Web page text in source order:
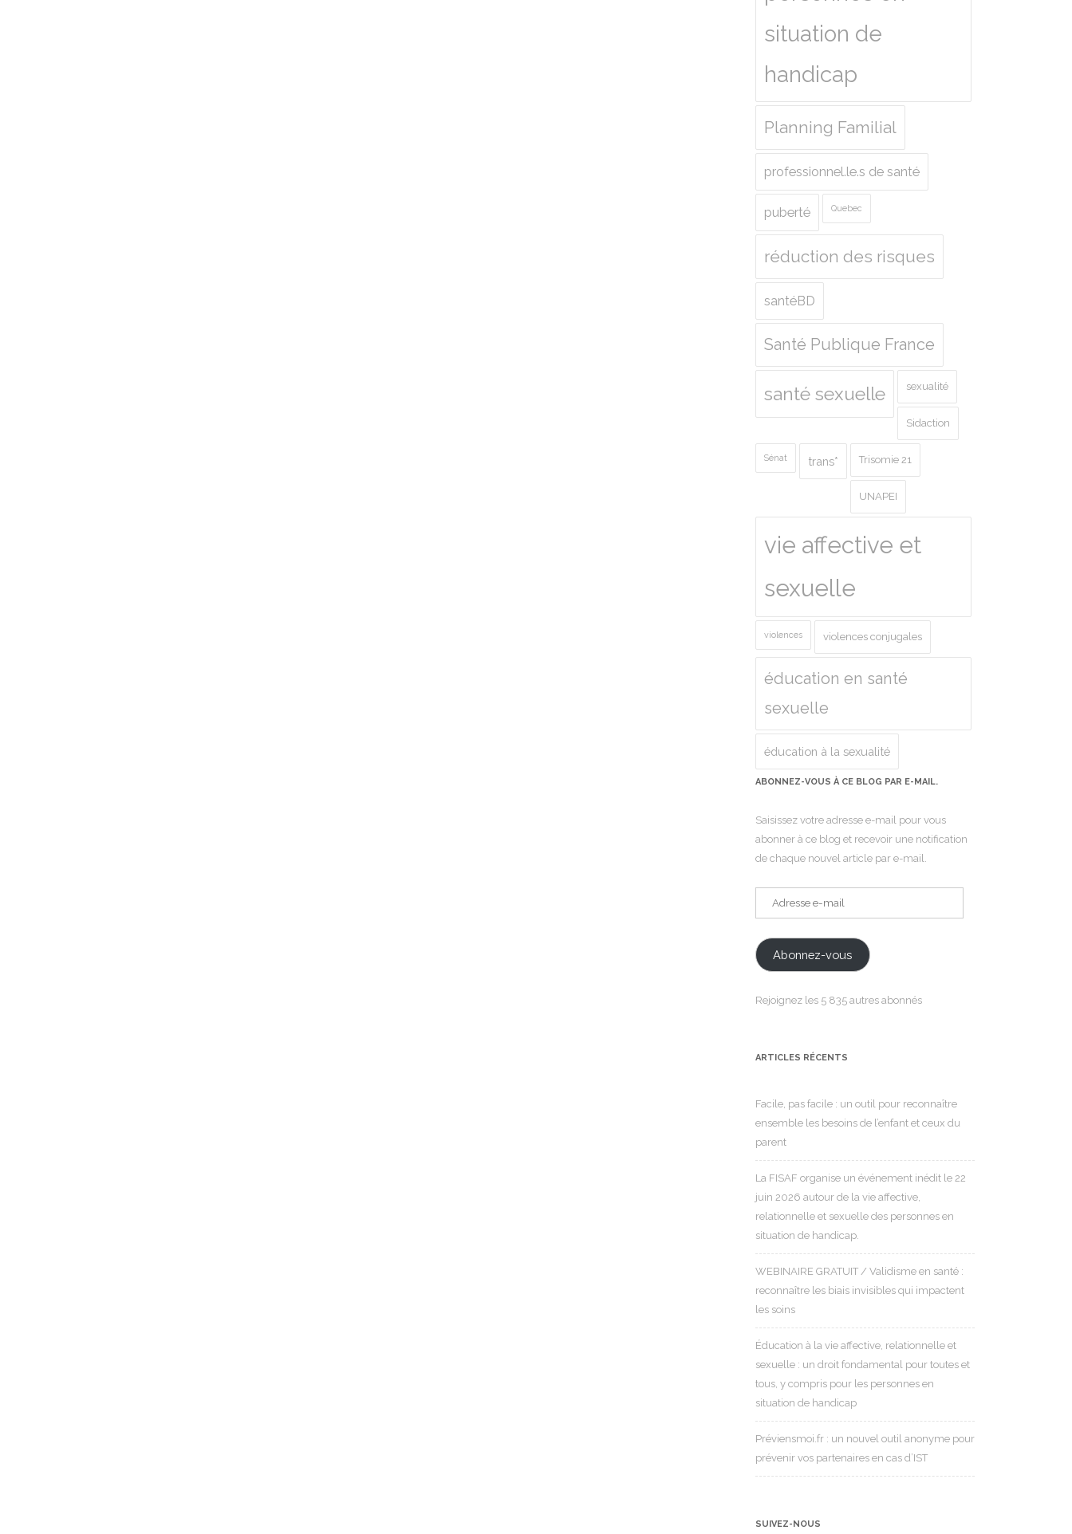
situation de
handicap
Planning Familial
professionnel.le.s de santé
puberté Quebec
réduction des risques
santéBD
Santé Publique France
santé sexuelle sexualité
Sidaction
Sénat trans* Trisomie 21
UNAPEI
vie affective et
sexuelle
violences violences conjugales
éducation en santé
sexuelle
éducation à la sexualité
ABONNEZ-VOUS À CE BLOG PAR E-MAIL.
Saisissez votre adresse e-mail pour vous
abonner à ce blog et recevoir une notification
de chaque nouvel article par e-mail.
Adresse
e-
Abonnez-vous
Rejoignez les 5 835 autres abonnés
ARTICLES RÉCENTS
Facile, pas facile : un outil pour reconnaître
ensemble les besoins de l’enfant et ceux du
parent
La FISAF organise un événement inédit le 22
juin 2026 autour de la vie affective,
relationnelle et sexuelle des personnes en
situation de handicap.
WEBINAIRE GRATUIT / Validisme en santé :
reconnaître les biais invisibles qui impactent
les soins
Éducation à la vie affective, relationnelle et
sexuelle : un droit fondamental pour toutes et
tous, y compris pour les personnes en
situation de handicap
Préviensmoi.fr : un nouvel outil anonyme pour
prévenir vos partenaires en cas d’IST
SUIVEZ-NOUS